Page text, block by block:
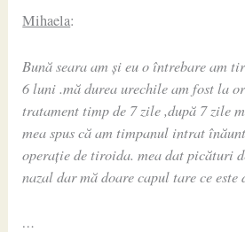
Mihaela:
Bună seara am și eu o întrebare am
6 luni .mă durea urechile am fost la
tratament timp de 7 zile ,după 7 zile
mea spus că am timpanul intrat
operație de tiroida. mea dat picături
nazal dar mă doare capul tare ce este
…